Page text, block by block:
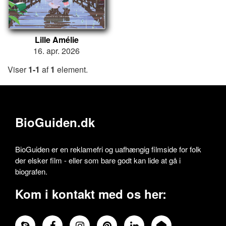
Lille Amélie
16. apr. 2026
Viser1-1 af1 element.
BioGuiden.dk
BioGuiden er en reklamefri og uafhængig filmside for folk
der elsker film - eller som bare godt kan lide at gå i
biografen.
Kom i kontakt med os her: